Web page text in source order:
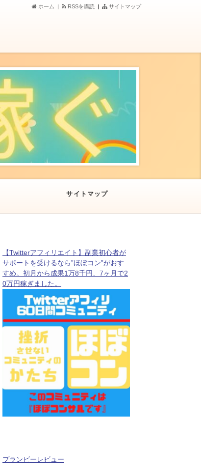
サイトマップ
RSSを購読 |
ホーム |
サイトマップ
【Twitterアフィリエイト】副業初心者が
サポートを受けるなら”ほぼコン”がおす
すめ。初月から成果1万8千円、7ヶ月で2
0万円稼ぎました。
プランビーレビュー